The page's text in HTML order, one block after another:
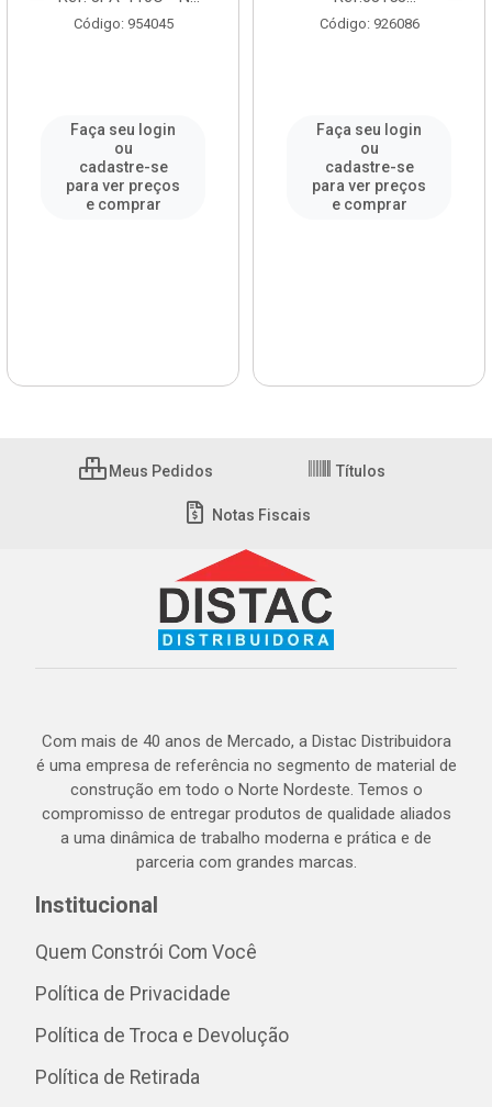
Código: 954045
Faça seu login
ou
cadastre-se
para ver preços
e comprar
Código: 926086
Faça seu login
ou
cadastre-se
para ver preços
e comprar
Meus Pedidos Títulos
Notas Fiscais
Com mais de 40 anos de Mercado, a Distac Distribuidora
é uma empresa de referência no segmento de material de
construção em todo o Norte Nordeste. Temos o
compromisso de entregar produtos de qualidade aliados
a uma dinâmica de trabalho moderna e prática e de
parceria com grandes marcas.
Institucional
Quem Constrói Com Você
Política de Privacidade
Política de Troca e Devolução
Política de Retirada